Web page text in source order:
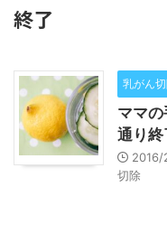
終了
乳がん
ママ
通り終
切除